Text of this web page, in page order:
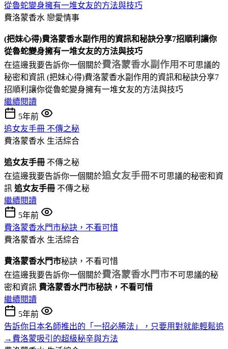
從魯蛇變身擁有一堆女友的方法與技巧
費洛蒙香水 戀愛情事
(把妹心得)費洛蒙香水副作用的資訊和秘訣分享7招順利讓你
從魯蛇變身擁有一堆女友的方法與技巧
在這邊我要告訴你一個關於費洛蒙香水副作用 不可思議的
秘密和資訊 (把妹心得)費洛蒙香水副作用的資訊和秘訣分享7
招順利讓你從魯蛇變身擁有一堆女友的方法與技巧
繼續閱讀
5年前
追女友手冊 不傳之秘
費洛蒙香水 生活綜合
追女友手冊 不傳之秘
在這邊我要告訴你一個關於追女友手冊不可思議的秘密和資
訊 追女友手冊 不傳之秘
繼續閱讀
5年前
費洛蒙香水門市秘訣，不看可惜
費洛蒙香水 生活綜合
費洛蒙香水門市秘訣，不看可惜
在這邊我要告訴你一個關於費洛蒙香水門市不可思議的秘
密和資訊 費洛蒙香水門市秘訣，不看可惜
繼續閱讀
5年前
告訴你日本名師推出的「一招必勝法」，只要用對就能輕鬆追
→費洛蒙吸引的超級秘辛與方法